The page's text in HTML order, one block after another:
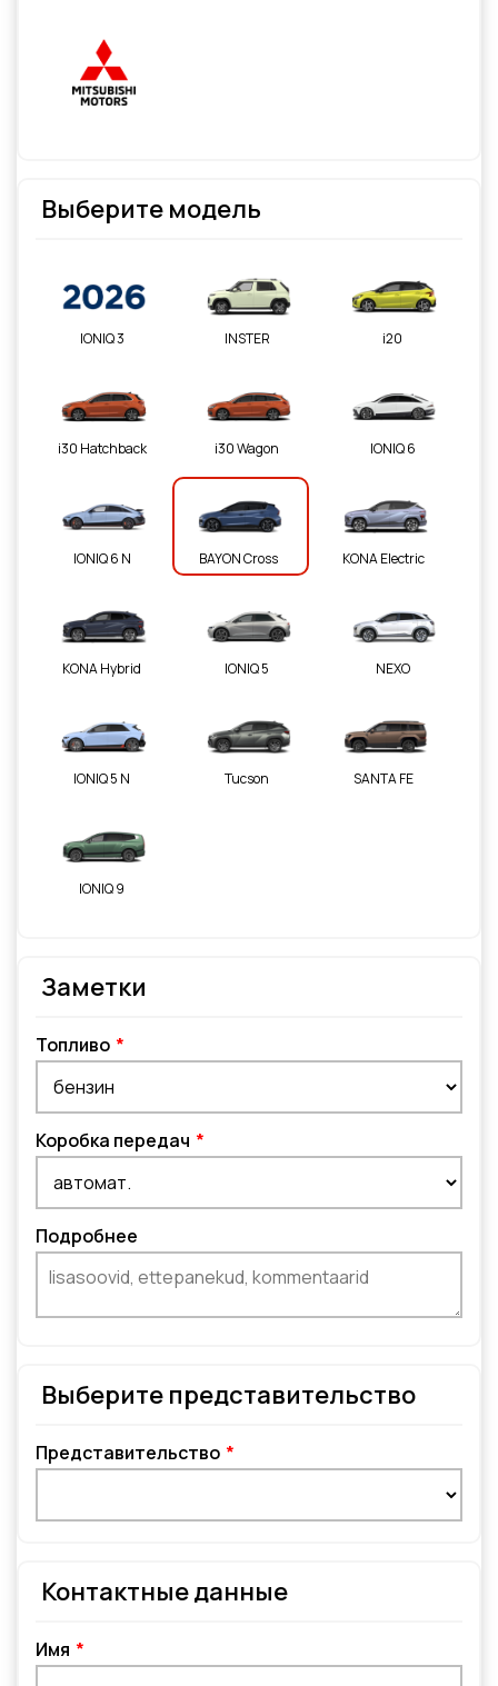
Выберите модель
IONIQ 3 INSTER i20
i30 Hatchback i30 Wagon IONIQ 6
IONIQ 6 N BAYON Cross KONA Electric
KONA Hybrid IONIQ 5 NEXO
IONIQ 5 N Tucson SANTA FE
IONIQ 9
Заметки
Топливо
Коробка передач
Подробнее
Выберите представительство
Представительство
Контактные данные
Имя